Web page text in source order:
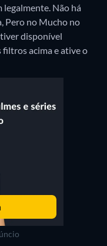
legalmente. Não há
Pero no Mucho no
disponível
acima e ative o